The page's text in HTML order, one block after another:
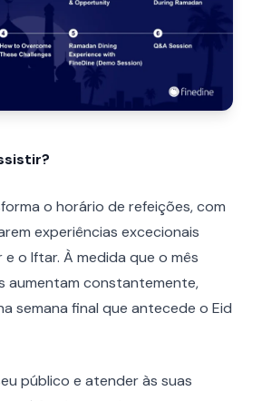
o horário de refeições, com
experiências excecionais
o Iftar. À medida que o mês
aumentam constantemente,
semana final que antecede o Eid
público e atender às suas